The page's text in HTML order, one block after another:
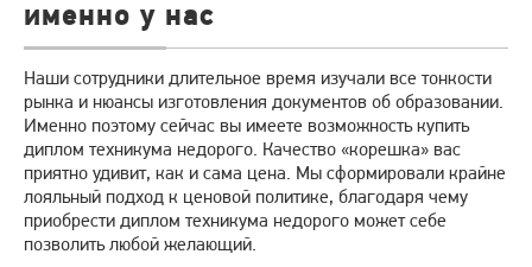
именно у нас
Наши сотрудники длительное время изучали все тонкости
рынка и нюансы изготовления документов об образовании.
Именно поэтому сейчас вы имеете возможность купить
диплом техникума недорого. Качество «корешка» вас
приятно удивит, как и сама цена. Мы сформировали крайне
лояльный подход к ценовой политике, благодаря чему
приобрести диплом техникума недорого может себе
позволить любой желающий.